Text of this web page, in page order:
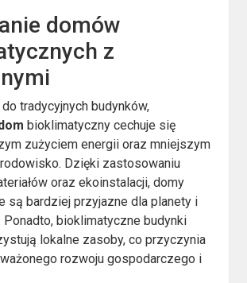
domów
z
tradycyjnych budynków,
bioklimatyczny cechuje się
zużyciem energii oraz mniejszym
Dzięki zastosowaniu
oraz ekoinstalacji, domy
są bardziej przyjazne dla planety i
bioklimatyczne budynki
lokalne zasoby, co przyczynia
rozwoju gospodarczego i